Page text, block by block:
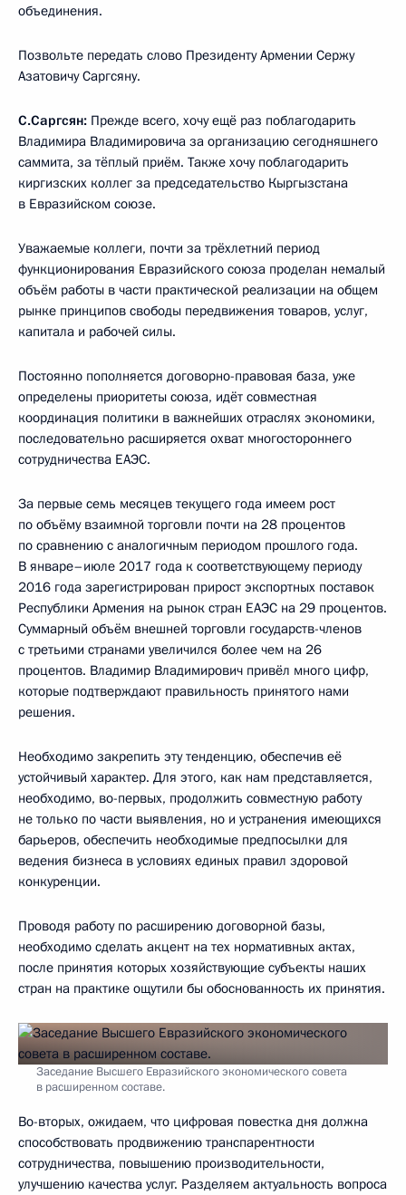
объединения.
Позвольте передать слово Президенту Армении Сержу
Азатовичу Саргсяну.
С.Саргсян: Прежде всего, хочу ещё раз поблагодарить
Владимира Владимировича за организацию сегодняшнего
саммита, за тёплый приём. Также хочу поблагодарить
киргизских коллег за председательство Кыргызстана
в Евразийском союзе.
Уважаемые коллеги, почти за трёхлетний период
функционирования Евразийского союза проделан немалый
объём работы в части практической реализации на общем
рынке принципов свободы передвижения товаров, услуг,
капитала и рабочей силы.
Постоянно пополняется договорно-правовая база, уже
определены приоритеты союза, идёт совместная
координация политики в важнейших отраслях экономики,
последовательно расширяется охват многостороннего
сотрудничества ЕАЭС.
За первые семь месяцев текущего года имеем рост
по объёму взаимной торговли почти на 28 процентов
по сравнению с аналогичным периодом прошлого года.
В январе–июле 2017 года к соответствующему периоду
2016 года зарегистрирован прирост экспортных поставок
Республики Армения на рынок стран ЕАЭС на 29 процентов.
Суммарный объём внешней торговли государств-членов
с третьими странами увеличился более чем на 26
процентов. Владимир Владимирович привёл много цифр,
которые подтверждают правильность принятого нами
решения.
Необходимо закрепить эту тенденцию, обеспечив её
устойчивый характер. Для этого, как нам представляется,
необходимо, во-первых, продолжить совместную работу
не только по части выявления, но и устранения имеющихся
барьеров, обеспечить необходимые предпосылки для
ведения бизнеса в условиях единых правил здоровой
конкуренции.
Проводя работу по расширению договорной базы,
необходимо сделать акцент на тех нормативных актах,
после принятия которых хозяйствующие субъекты наших
стран на практике ощутили бы обоснованность их принятия.
Заседание Высшего Евразийского экономического совета
в расширенном составе.
Во-вторых, ожидаем, что цифровая повестка дня должна
способствовать продвижению транспарентности
сотрудничества, повышению производительности,
улучшению качества услуг. Разделяем актуальность вопроса